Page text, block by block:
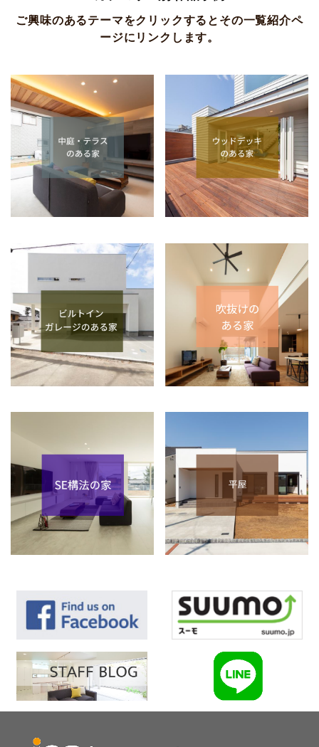
ご興味のあるテーマをクリックするとその一覧紹介ペ
ージにリンクします。